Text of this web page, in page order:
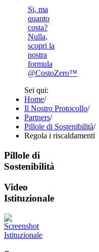
Si, ma
quanto
costa?
Nulla,
scopri la
nostra
formula
@CostoZero™
Sei qui:
Home/
Il Nostro Protocollo/
Partners/
Pillole di Sostenibilità/
Regola i riscaldamenti
Pillole di
Sostenibilità
Video
Istituzionale